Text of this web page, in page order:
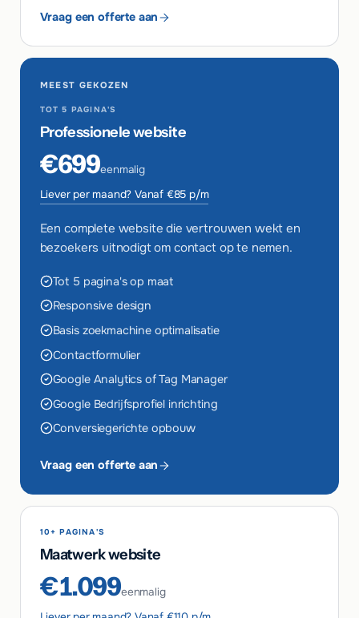
Vraag een offerte aan
MEEST GEKOZEN
TOT 5 PAGINA'S
Professionele website
€699eenmalig
Liever per maand? Vanaf €85 p/m
Een complete website die vertrouwen wekt en
bezoekers uitnodigt om contact op te nemen.
Tot 5 pagina's op maat
Responsive design
Basis zoekmachine optimalisatie
Contactformulier
Google Analytics of Tag Manager
Google Bedrijfsprofiel inrichting
Conversiegerichte opbouw
Vraag een offerte aan
10+ PAGINA'S
Maatwerk website
€1.099eenmalig